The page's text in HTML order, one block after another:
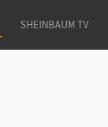
SHEINBAUM TV